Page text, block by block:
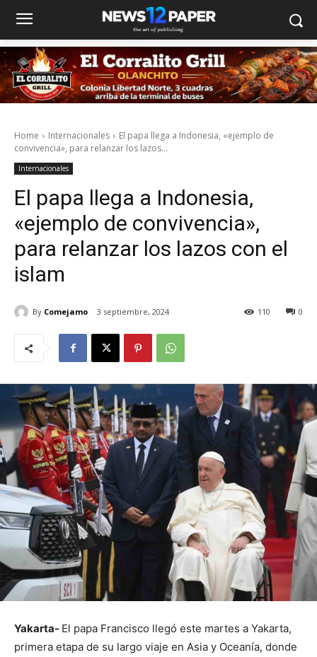
Home Internacionales
El papa llega a Indonesia, «ejemplo de
convivencia», para relanzar los lazos...
Internacionales
El papa llega a Indonesia,
«ejemplo de convivencia»,
para relanzar los lazos con el
islam
By Comejamo 3 septiembre, 2024 0
110
Yakarta- El papa Francisco llegó este martes a Yakarta,
primera etapa de su largo viaje en Asia y Oceanía, donde